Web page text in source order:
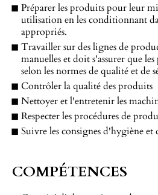
Préparer les produits pour leur
utilisation en les conditionnant
appropriés.
Travailler sur des lignes de
manuelles et doit s'assurer que
selon les normes de qualité et de
Contrôler la qualité des produits
Nettoyer et l'entretenir les
Respecter les procédures de
Suivre les consignes d'hygiène et
COMPÉTENCES